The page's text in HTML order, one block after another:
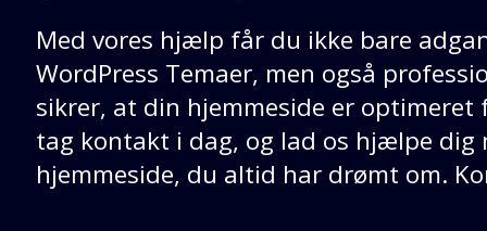
Med vores hjælp får du ikke bare
WordPress Temaer, men også
sikrer, at din hjemmeside er optimeret
tag kontakt i dag, og lad os hjælpe dig
hjemmeside, du altid har drømt om.